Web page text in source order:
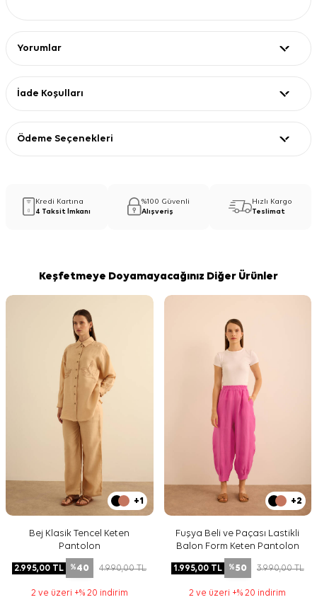
Yorumlar
İade Koşulları
Ödeme Seçenekleri
Kredi Kartına
4 Taksit İmkanı
%100 Güvenli
Alışveriş
Hızlı Kargo
Teslimat
Keşfetmeye Doyamayacağınız Diğer Ürünler
+1
Bej Klasik Tencel Keten
Pantolon
2.995,00 TL %40 4.990,00TL
2 ve üzeri +% 20 indirim
+2
Fuşya Beli ve Paçası Lastikli
Balon Form Keten Pantolon
1.995,00TL %50 3.990,00TL
2 ve üzeri +% 20 indirim